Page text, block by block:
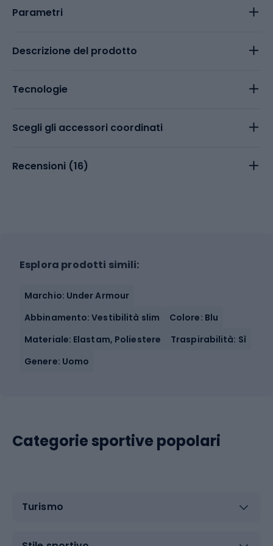
Parametri
Descrizione del prodotto
Tecnologie
Scegli gli accessori coordinati
Recensioni (16)
Esplora prodotti simili:
Marchio: Under Armour
Abbinamento: Vestibilità slim
Colore: Blu
Materiale: Elastam, Poliestere
Traspirabilità: Sì
Genere: Uomo
Categorie sportive popolari
Turismo